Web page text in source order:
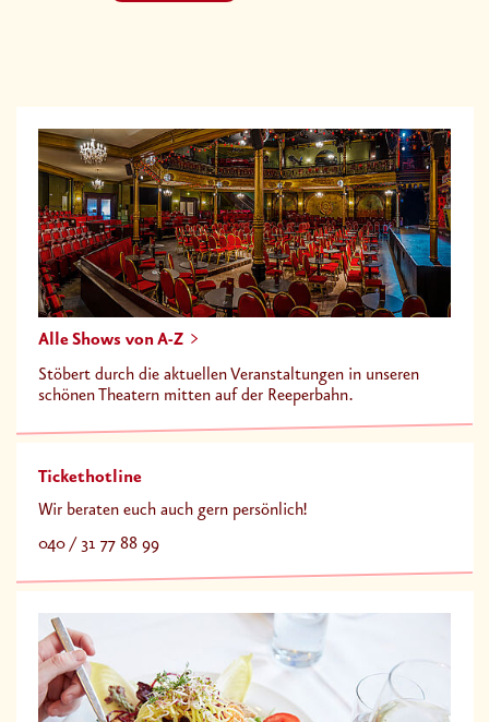
Alle Shows von A-Z
Stöbert durch die aktuellen Veranstaltungen in unseren
schönen Theatern mitten auf der Reeperbahn.
Tickethotline
Wir beraten euch auch gern persönlich!
040 / 31 77 88 99